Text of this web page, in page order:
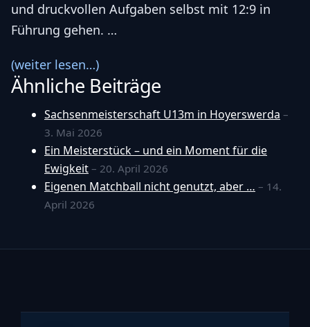
und druckvollen Aufgaben selbst mit 12:9 in
Führung gehen. …
(weiter lesen…)
Ähnliche Beiträge
Sachsenmeisterschaft U13m in Hoyerswerda –
3. Mai 2026
Ein Meisterstück – und ein Moment für die
Ewigkeit – 20. April 2026
Eigenen Matchball nicht genutzt, aber … – 14.
April 2026